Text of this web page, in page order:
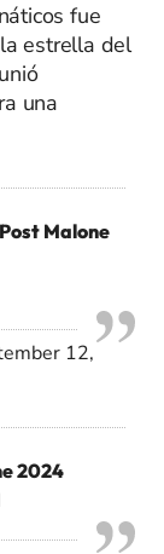
fue
estrella del
una
Malone
12,
2024